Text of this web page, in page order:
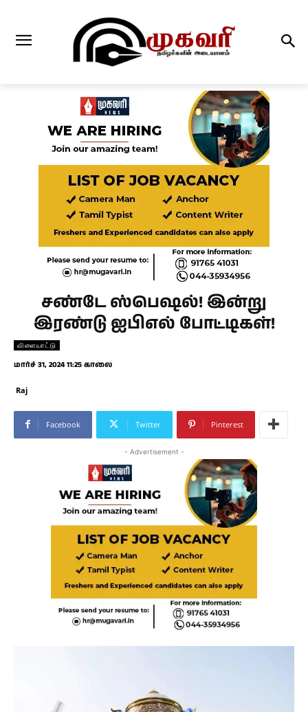
சண்டே ஸ்பெஷல்! இன்று
இரண்டு ஐபிஎல் போட்டிகள்!
விளையாட்டு
மார்ச் 31, 2024 11:25 காலை
Raj
Facebook Twitter Pinterest
- Advertisement -